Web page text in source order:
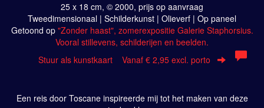
25 x 18 cm, © 2000, prijs op aanvraag
Tweedimensionaal | Schilderkunst | Olieverf | Op paneel
Getoond op "Zonder haast", zomerexpositie Galerie Staphorsius.
Vooral stillevens, schilderijen en beelden.
Stuur als kunstkaart Vanaf € 2,95 excl. porto
Een reis door Toscane inspireerde mij tot het maken van deze